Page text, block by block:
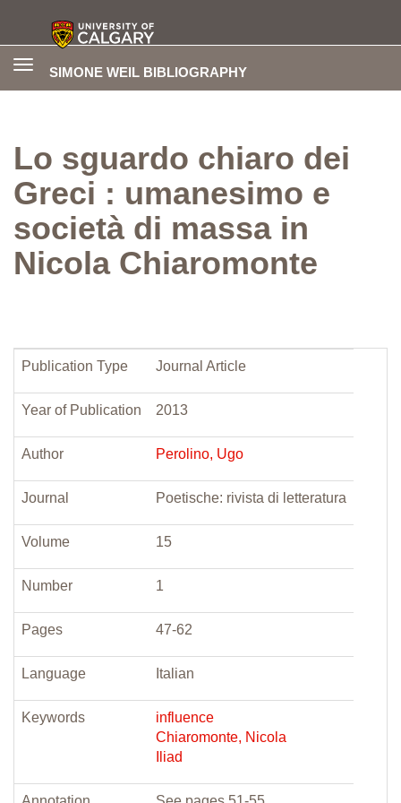
SIMONE WEIL BIBLIOGRAPHY
Toggle
Lo sguardo chiaro dei
Greci : umanesimo e
società di massa in
Nicola Chiaromonte
Publication Type Journal Article
Year of Publication 2013
Author Perolino, Ugo
Journal Poetische: rivista di letteratura
Volume 15
Number 1
Pages 47-62
Language Italian
Keywords
influence
Chiaromonte, Nicola
Iliad